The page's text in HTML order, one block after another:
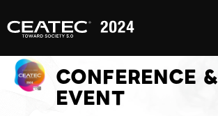
CONFERENCE &
EVENT